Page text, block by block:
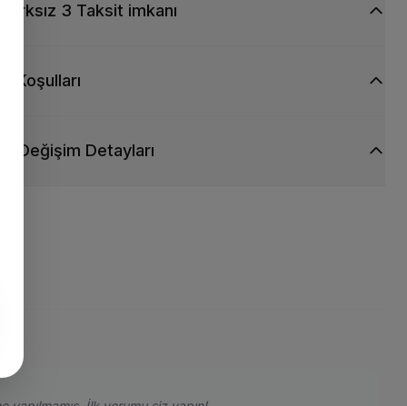
Farksız 3 Taksit imkanı
Koşulları
Değişim Detayları